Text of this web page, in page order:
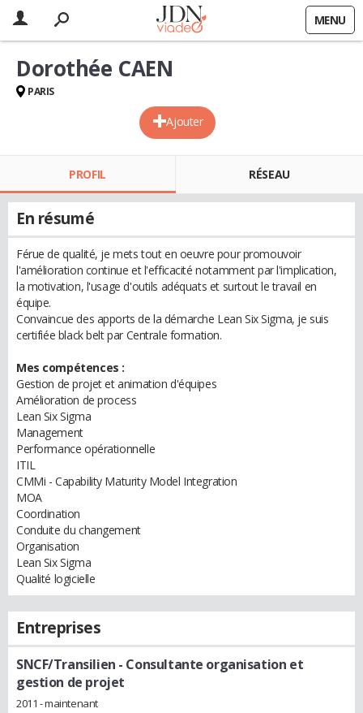
MENU
Ajouter
Dorothée CAEN
PARIS
PROFIL RÉSEAU
En résumé
Férue de qualité, je mets tout en oeuvre pour promouvoir
l'amélioration continue et l'efficacité notamment par l'implication,
la motivation, l'usage d'outils adéquats et surtout le travail en
équipe.
Convaincue des apports de la démarche Lean Six Sigma, je suis
certifiée black belt par Centrale formation.
Mes compétences :
Gestion de projet et animation d'équipes
Amélioration de process
Lean Six Sigma
Management
Performance opérationnelle
ITIL
CMMi - Capability Maturity Model Integration
MOA
Coordination
Conduite du changement
Organisation
Lean Six Sigma
Qualité logicielle
Entreprises
SNCF/Transilien - Consultante organisation et
gestion de projet
2011 - maintenant